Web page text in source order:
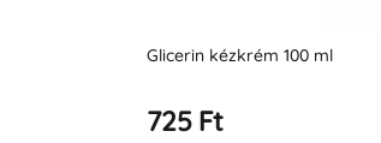
Glicerines kézkrém aloe
787 Ft